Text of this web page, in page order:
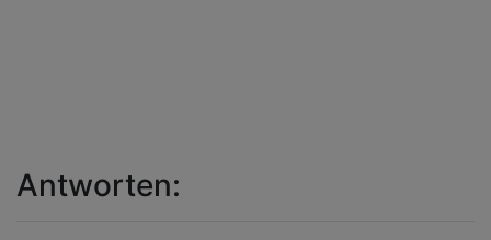
Antworten: